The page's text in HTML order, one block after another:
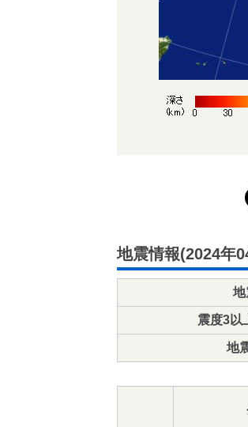
地震情報(2024年
地
震度3以
地